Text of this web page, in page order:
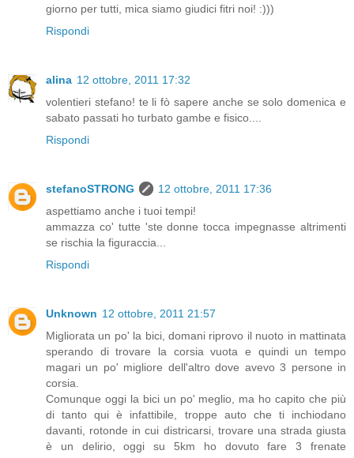
giorno per tutti, mica siamo giudici fitri noi! :)))
Rispondi
alina 12 ottobre, 2011 17:32
volentieri stefano! te li fò sapere anche se solo domenica e
sabato passati ho turbato gambe e fisico....
Rispondi
stefanoSTRONG
12 ottobre, 2011 17:36
aspettiamo anche i tuoi tempi!
ammazza co' tutte 'ste donne tocca impegnasse altrimenti
se rischia la figuraccia...
Rispondi
Unknown 12 ottobre, 2011 21:57
Migliorata un po' la bici, domani riprovo il nuoto in mattinata
sperando di trovare la corsia vuota e quindi un tempo
magari un po' migliore dell'altro dove avevo 3 persone in
corsia.
Comunque oggi la bici un po' meglio, ma ho capito che più
di tanto qui è infattibile, troppe auto che ti inchiodano
davanti, rotonde in cui districarsi, trovare una strada giusta
è un delirio, oggi su 5km ho dovuto fare 3 frenate